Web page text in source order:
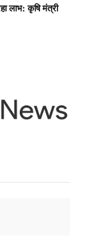
लाभ: कृषि मंत्री